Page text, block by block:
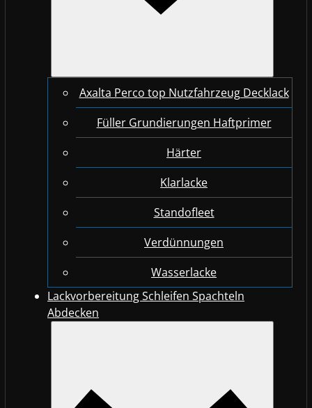
Axalta Perco top Nutzfahrzeug Decklack
Füller Grundierungen Haftprimer
Härter
Klarlacke
Standofleet
Verdünnungen
Wasserlacke
Lackvorbereitung Schleifen Spachteln
Abdecken